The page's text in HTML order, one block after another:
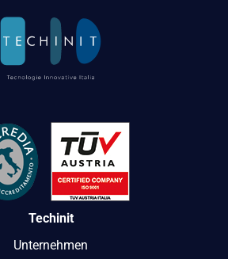
Techinit
Unternehmen